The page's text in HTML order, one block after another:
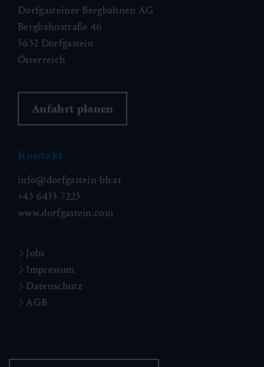
Dorfgasteiner Bergbahnen AG
Bergbahnstraße 46
5632 Dorfgastein
Österreich
Anfahrt planen
Kontakt
info@dorfgastein-bb.at
+43 6433 7223
www.dorfgastein.com
Jobs
Impressum
Datenschutz
AGB